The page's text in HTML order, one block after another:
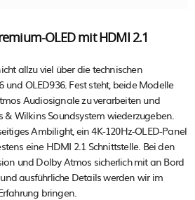
OLED mit HDMI 2.1
allzu viel über die technischen
und OLED936. Fest steht, beide Modelle
Audiosignale zu verarbeiten und
& Wilkins Soundsystem wiederzugeben.
Ambilight, ein 4K-120Hz-OLED-Panel
eine HDMI 2.1 Schnittstelle. Bei den
und Dolby Atmos sicherlich mit an Bord
ausführliche Details werden wir im
bringen.